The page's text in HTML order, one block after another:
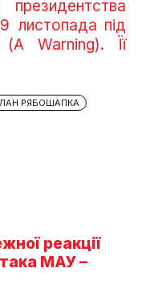
листопада під
Warning). Її
РЯБОШАПКА
реакції
МАУ –